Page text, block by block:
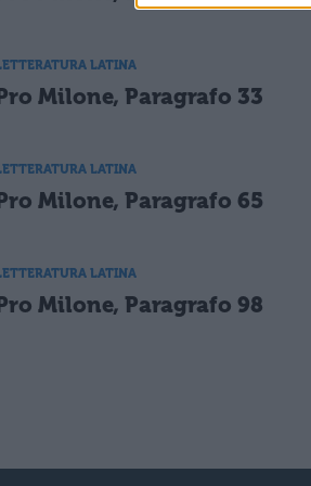
LATINA
Milone, Paragrafo 33
LATINA
Milone, Paragrafo 65
LATINA
Milone, Paragrafo 98